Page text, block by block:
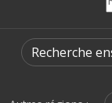
Recherche